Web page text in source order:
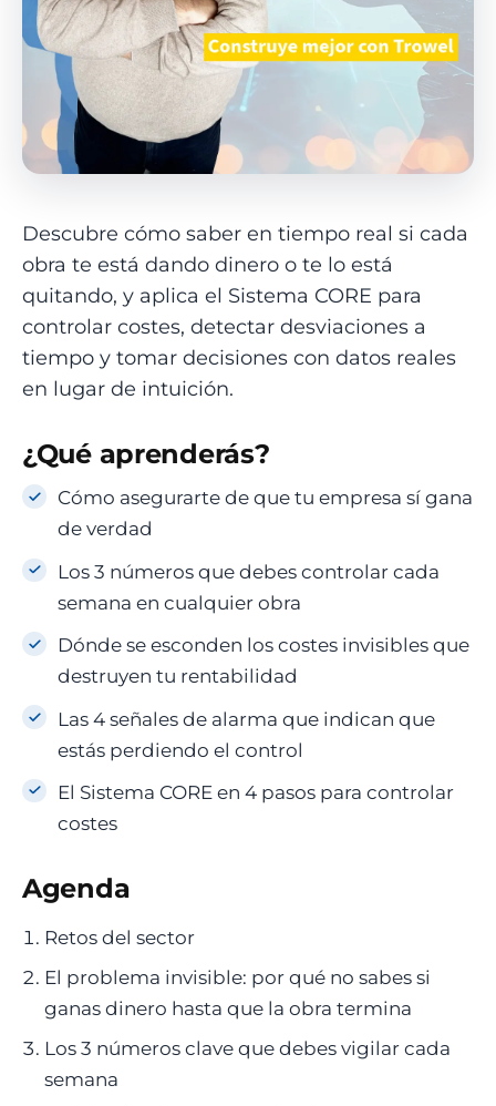
Descubre cómo saber en tiempo real si cada
obra te está dando dinero o te lo está
quitando, y aplica el Sistema CORE para
controlar costes, detectar desviaciones a
tiempo y tomar decisiones con datos reales
en lugar de intuición.
¿Qué aprenderás?
Cómo asegurarte de que tu empresa sí gana
de verdad
Los 3 números que debes controlar cada
semana en cualquier obra
Dónde se esconden los costes invisibles que
destruyen tu rentabilidad
Las 4 señales de alarma que indican que
estás perdiendo el control
El Sistema CORE en 4 pasos para controlar
costes
Agenda
Retos del sector
El problema invisible: por qué no sabes si
ganas dinero hasta que la obra termina
Los 3 números clave que debes vigilar cada
semana